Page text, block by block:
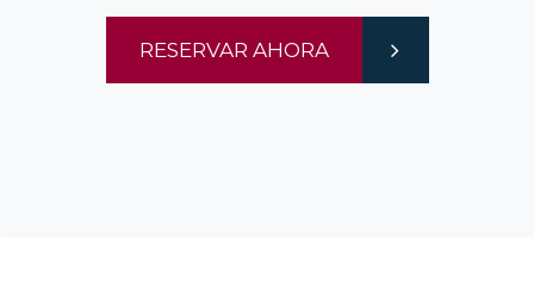
RESERVAR AHORA